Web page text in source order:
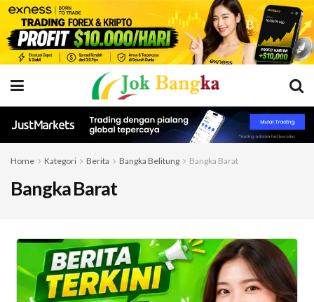
Home Kategori Berita Bangka Belitung Bangka Barat
Bangka Barat